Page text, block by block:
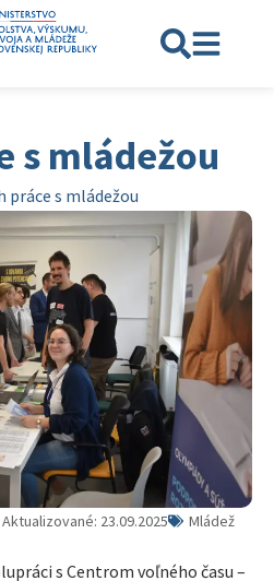
s mládežou
práce s mládežou
Aktualizované: 23.09.2025 Mládež
s Centrom voľného času –